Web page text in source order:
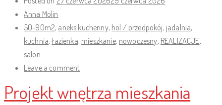
Anna Molin
50-90m2, aneks kuchenny, hol / przedpokój, jadalnia,
kuchnia,łazienka, mieszkanie, nowoczesny, REALIZACJE,
salon
Leave a comment
Projekt wnętrza mieszkania